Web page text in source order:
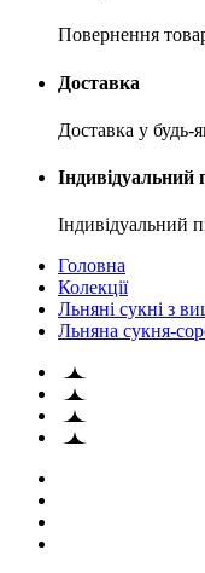
Повернення
Доставка
Доставка у будь-
Індивідуальний
Індивідуальний
Головна
Колекції
Льняні сукні з
Льняна сукня-